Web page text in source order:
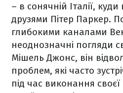
– в сонячній Італії,
друзями Пітер Паркер.
глибокими каналами
неоднозначні погляди
Мішель Джонс, він
проблем, які часто
під час виконання своєї